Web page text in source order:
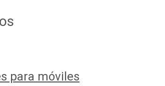
para móviles